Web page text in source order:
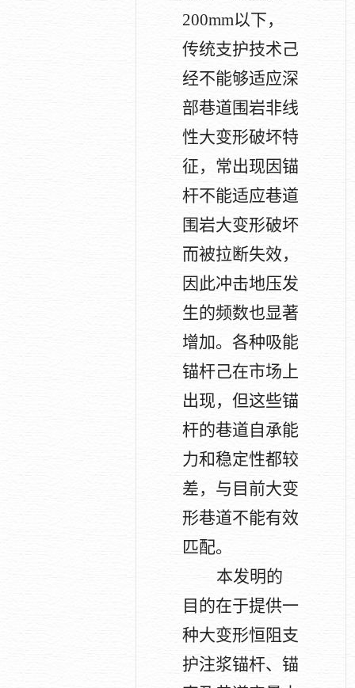
200mm以下，
传统支护技术己
经不能够适应深
部巷道围岩非线
性大变形破坏特
征，常出现因锚
杆不能适应巷道
围岩大变形破坏
而被拉断失效，
因此冲击地压发
生的频数也显著
增加。各种吸能
锚杆己在市场上
出现，但这些锚
杆的巷道自承能
力和稳定性都较
差，与目前大变
形巷道不能有效
匹配。
本发明的
目的在于提供一
种大变形恒阻支
护注浆锚杆、锚